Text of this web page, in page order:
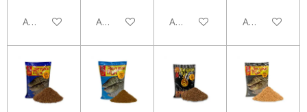
Aggiungi al carrelloAggiungi al carrelloAggiungi al carrelloAggiungi al